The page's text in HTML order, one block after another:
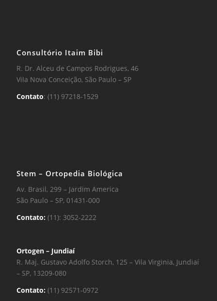
Consultório Itaim Bibi
R. Dr. Alceu de Campos Rodrigues, 46
Vila Nova Conceição, São Paulo – SP
Contato: (11) 97218-1529
Stem – Ortopedia Biológica
Av. Brasil, 299 – Jardim America
São Paulo – SP, 01431-000
Contato: (11): 3052-2222
Ortogen – Jundiaí
R. Maj. Gustavo Adolfo Storch, 125 – Vila Virginia, Jundiaí
– SP, 13209-080
Contato: (11) 92571-0972